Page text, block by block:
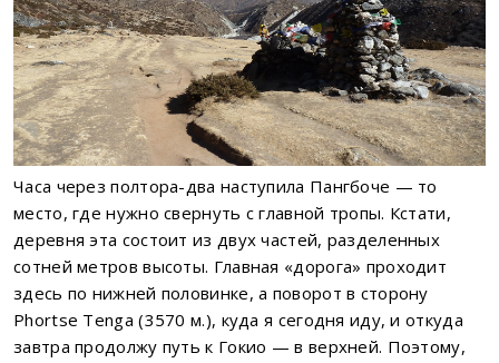
Часа через полтора-два наступила Пангбоче — то
место, где нужно свернуть с главной тропы. Кстати,
деревня эта состоит из двух частей, разделенных
сотней метров высоты. Главная «дорога» проходит
здесь по нижней половинке, а поворот в сторону
Phortse Tenga (3570 м.), куда я сегодня иду, и откуда
завтра продолжу путь к Гокио — в верхней. Поэтому,